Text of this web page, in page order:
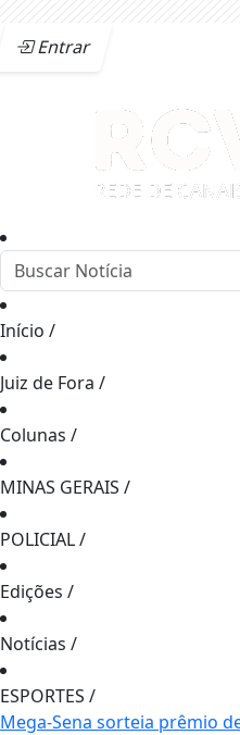
Entrar
Início /
Juiz de Fora /
Colunas /
MINAS GERAIS /
POLICIAL/
Edições /
Notícias /
ESPORTES /
Mega-Sena sorteia prêmio